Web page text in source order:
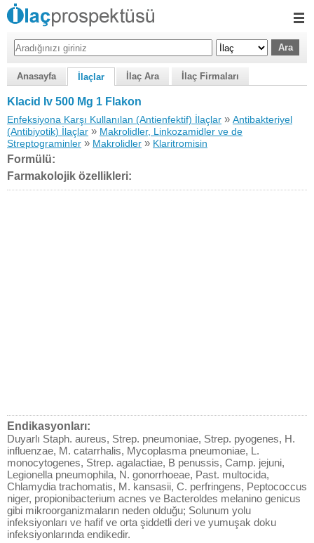
Anasayfa İlaçlar İlaç Ara İlaç Firmaları
Klacid Iv 500 Mg 1 Flakon
Enfeksiyona Karşı Kullanılan (Antienfektif) İlaçlar » Antibakteriyel
(Antibiyotik) İlaçlar » Makrolidler, Linkozamidler ve de
Streptograminler » Makrolidler » Klaritromisin
Formülü:
Farmakolojik özellikleri:
Endikasyonları:
Duyarlı Staph. aureus, Strep. pneumoniae, Strep. pyogenes, H.
influenzae, M. catarrhalis, Mycoplasma pneumoniae, L.
monocytogenes, Strep. agalactiae, B penussis, Camp. jejuni,
Legionella pneumophila, N. gonorrhoeae, Past. multocida,
Chlamydia trachomatis, M. kansasii, C. perfringens, Peptococcus
niger, propionibacterium acnes ve Bacteroldes melanino genicus
gibi mikroorganizmaların neden olduğu; Solunum yolu
infeksiyonları ve hafif ve orta şiddetli deri ve yumuşak doku
infeksiyonlarında endikedir.